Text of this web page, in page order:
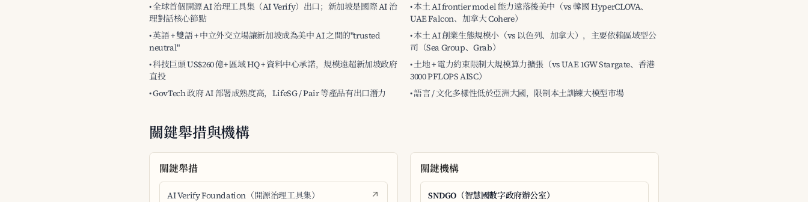
• 全球首個開源 AI 治理工具集（AI Verify）出口；新加坡是國際 AI 治
理對話核心節點
• 英語 + 雙語 + 中立外交立場讓新加坡成為美中 AI 之間的"trusted
neutral"
• 科技巨頭 US$260 億+ 區域 HQ + 資料中心承諾，規模遠超新加坡政府
直投
• GovTech 政府 AI 部署成熟度高，LifeSG / Pair 等產品有出口潛力
• 本土 AI frontier model 能力遠落後美中（vs 韓國 HyperCLOVA、
UAE Falcon、加拿大 Cohere）
• 本土 AI 創業生態規模小（vs 以色列、加拿大），主要依賴區域型公
司（Sea Group、Grab）
• 土地 + 電力約束限制大規模算力擴張（vs UAE 1GW Stargate、香港
3000 PFLOPS AISC）
• 語言 / 文化多樣性低於亞洲大國，限制本土訓練大模型市場
關鍵舉措與機構
關鍵舉措
AI Verify Foundation（開源治理工具集）
關鍵機構
SNDGO（智慧國數字政府辦公室）